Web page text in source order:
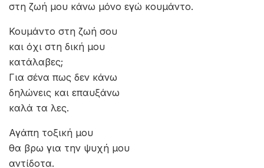
στη ζωή μου κάνω μόνο εγώ κουμάντο.
Κουμάντο στη ζωή σου
και όχι στη δική μου
κατάλαβες;
Για σένα πως δεν κάνω
δηλώνεις και επαυξάνω
καλά τα λες.
Αγάπη τοξική μου
θα βρω για την ψυχή μου
αντίδοτα.